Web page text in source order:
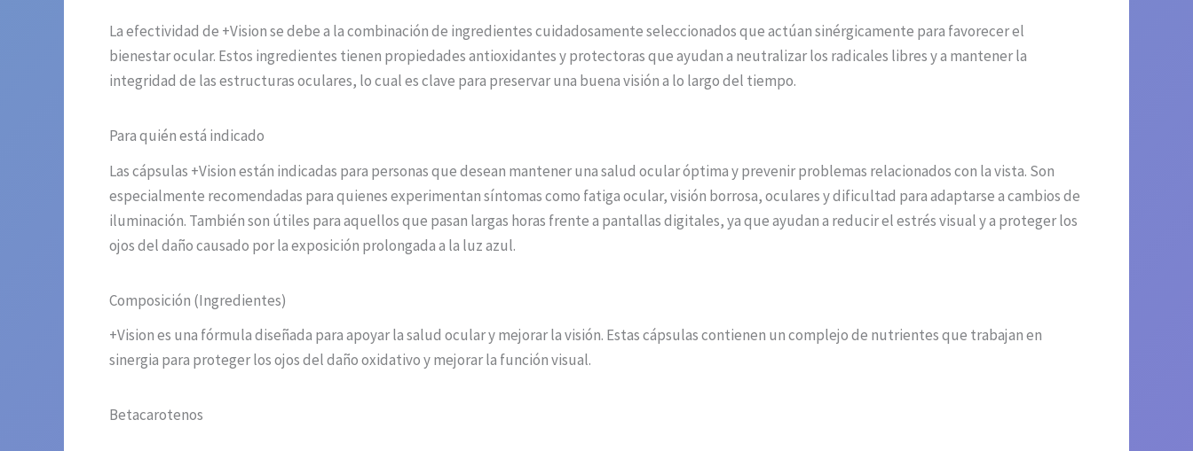
La efectividad de +Vision se debe a la combinación de ingredientes cuidadosamente seleccionados que actúan sinérgicamente para favorecer el
bienestar ocular. Estos ingredientes tienen propiedades antioxidantes y protectoras que ayudan a neutralizar los radicales libres y a mantener la
integridad de las estructuras oculares, lo cual es clave para preservar una buena visión a lo largo del tiempo.
Para quién está indicado
Las cápsulas +Vision están indicadas para personas que desean mantener una salud ocular óptima y prevenir problemas relacionados con la vista. Son
especialmente recomendadas para quienes experimentan síntomas como fatiga ocular, visión borrosa, oculares y dificultad para adaptarse a cambios de
iluminación. También son útiles para aquellos que pasan largas horas frente a pantallas digitales, ya que ayudan a reducir el estrés visual y a proteger los
ojos del daño causado por la exposición prolongada a la luz azul.
Composición (Ingredientes)
+Vision es una fórmula diseñada para apoyar la salud ocular y mejorar la visión. Estas cápsulas contienen un complejo de nutrientes que trabajan en
sinergia para proteger los ojos del daño oxidativo y mejorar la función visual.
Betacarotenos